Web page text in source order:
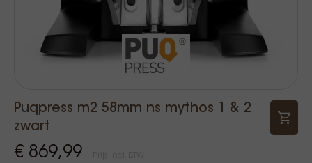
Puqpress m2 58mm ns mythos 1 & 2
zwart
€ 869,99